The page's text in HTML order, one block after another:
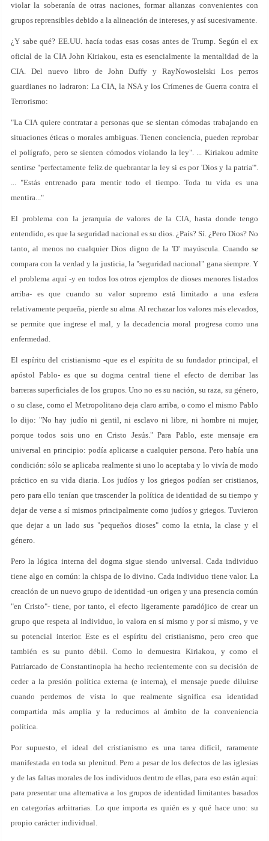
violar la soberanía de otras naciones, formar alianzas convenientes con
grupos reprensibles debido a la alineación de intereses, y así sucesivamente.
¿Y sabe qué? EE.UU. hacía todas esas cosas antes de Trump. Según el ex
oficial de la CIA John Kiriakou, esta es esencialmente la mentalidad de la
CIA. Del nuevo libro de John Duffy y RayNowosielski Los perros
guardianes no ladraron: La CIA, la NSA y los Crímenes de Guerra contra el
Terrorismo:
"La CIA quiere contratar a personas que se sientan cómodas trabajando en
situaciones éticas o morales ambiguas. Tienen conciencia, pueden reprobar
el polígrafo, pero se sienten cómodos violando la ley". ... Kiriakou admite
sentirse "perfectamente feliz de quebrantar la ley si es por 'Dios y la patria'".
... "Estás entrenado para mentir todo el tiempo. Toda tu vida es una
mentira..."
El problema con la jerarquía de valores de la CIA, hasta donde tengo
entendido, es que la seguridad nacional es su dios. ¿País? Sí. ¿Pero Dios? No
tanto, al menos no cualquier Dios digno de la 'D' mayúscula. Cuando se
compara con la verdad y la justicia, la "seguridad nacional" gana siempre. Y
el problema aquí -y en todos los otros ejemplos de dioses menores listados
arriba- es que cuando su valor supremo está limitado a una esfera
relativamente pequeña, pierde su alma. Al rechazar los valores más elevados,
se permite que ingrese el mal, y la decadencia moral progresa como una
enfermedad.
El espíritu del cristianismo -que es el espíritu de su fundador principal, el
apóstol Pablo- es que su dogma central tiene el efecto de derribar las
barreras superficiales de los grupos. Uno no es su nación, su raza, su género,
o su clase, como el Metropolitano deja claro arriba, o como el mismo Pablo
lo dijo: "No hay judío ni gentil, ni esclavo ni libre, ni hombre ni mujer,
porque todos sois uno en Cristo Jesús." Para Pablo, este mensaje era
universal en principio: podía aplicarse a cualquier persona. Pero había una
condición: sólo se aplicaba realmente si uno lo aceptaba y lo vivía de modo
práctico en su vida diaria. Los judíos y los griegos podían ser cristianos,
pero para ello tenían que trascender la política de identidad de su tiempo y
dejar de verse a sí mismos principalmente como judíos y griegos. Tuvieron
que dejar a un lado sus "pequeños dioses" como la etnia, la clase y el
género.
Pero la lógica interna del dogma sigue siendo universal. Cada individuo
tiene algo en común: la chispa de lo divino. Cada individuo tiene valor. La
creación de un nuevo grupo de identidad -un origen y una presencia común
"en Cristo"- tiene, por tanto, el efecto ligeramente paradójico de crear un
grupo que respeta al individuo, lo valora en sí mismo y por sí mismo, y ve
su potencial interior. Este es el espíritu del cristianismo, pero creo que
también es su punto débil. Como lo demuestra Kiriakou, y como el
Patriarcado de Constantinopla ha hecho recientemente con su decisión de
ceder a la presión política externa (e interna), el mensaje puede diluirse
cuando perdemos de vista lo que realmente significa esa identidad
compartida más amplia y la reducimos al ámbito de la conveniencia
política.
Por supuesto, el ideal del cristianismo es una tarea difícil, raramente
manifestada en toda su plenitud. Pero a pesar de los defectos de las iglesias
y de las faltas morales de los individuos dentro de ellas, para eso están aquí:
para presentar una alternativa a los grupos de identidad limitantes basados
en categorías arbitrarias. Lo que importa es quién es y qué hace uno: su
propio carácter individual.